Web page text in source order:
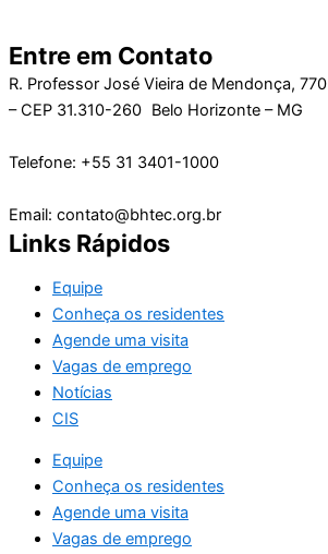
Entre em Contato
R. Professor José Vieira de Mendonça,
– CEP 31.310-260 Belo Horizonte – MG
Telefone: +55 31 3401-1000
Email: contato@bhtec.org.br
Links Rápidos
Equipe
Conheça os residentes
Agende uma visita
Vagas de emprego
Notícias
CIS
Equipe
Conheça os residentes
Agende uma visita
Vagas de emprego